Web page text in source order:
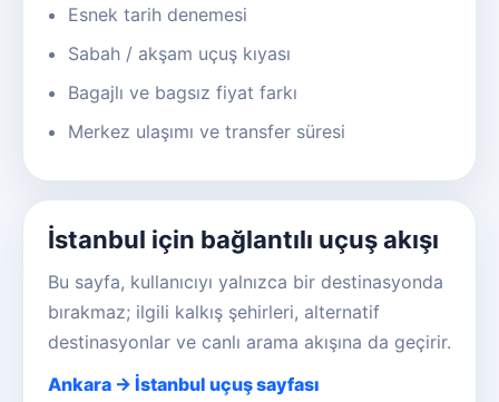
Esnek tarih denemesi
Sabah / akşam uçuş kıyası
Bagajlı ve bagsız fiyat farkı
Merkez ulaşımı ve transfer süresi
İstanbul için bağlantılı uçuş akışı
Bu sayfa, kullanıcıyı yalnızca bir destinasyonda
bırakmaz; ilgili kalkış şehirleri, alternatif
destinasyonlar ve canlı arama akışına da geçirir.
Ankara → İstanbul uçuş sayfası